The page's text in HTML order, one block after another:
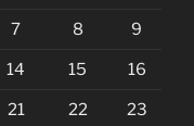
7 8 9
14 15 16
21 22 23